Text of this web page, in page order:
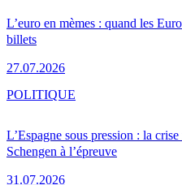
L’euro en mèmes : quand les
billets
27.07.2026
L’Espagne sous pression : la
Schengen à l’épreuve
31.07.2026
POLITIQUE